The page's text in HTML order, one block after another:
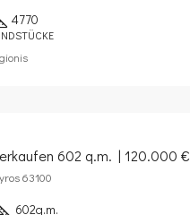
4770
602 q.m. | 120.000 €
63100
602q.m.